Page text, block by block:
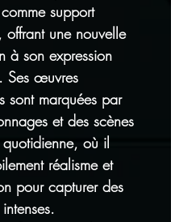
support
offrant une nouvelle
à son expression
Ses œuvres
sont marquées par
et des scènes
où il
réalisme et
pour capturer des